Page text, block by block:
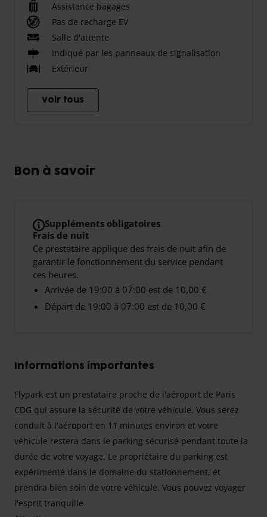
Assistance bagages
Pas de recharge EV
Salle d'attente
Indiqué par les panneaux de signalisation
Extérieur
Voir tous
Bon à savoir
Suppléments obligatoires
Frais de nuit
Ce prestataire applique des frais de nuit afin de
garantir le fonctionnement du service pendant
ces heures.
Arrivée de 19:00 à 07:00 est de 10,00 €
Départ de 19:00 à 07:00 est de 10,00 €
Informations importantes
Flypark est un prestataire proche de l'aéroport de Paris
CDG qui assure la sécurité de votre véhicule. Vous serez
conduit à l'aéroport en 11 minutes environ et votre
véhicule restera dans le parking sécurisé pendant toute la
durée de votre voyage. Le propriétaire du parking est
expérimenté dans le domaine du stationnement, et
prendra bien soin de votre véhicule. Vous pouvez voyager
l'esprit tranquille.